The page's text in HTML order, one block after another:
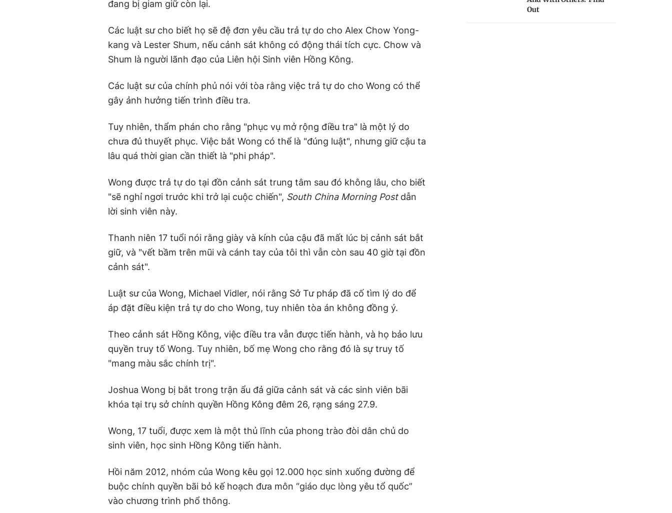
đang bị giam giữ còn lại.
Các luật sư cho biết họ sẽ đệ đơn yêu cầu trả tự do cho Alex Chow Yong-
kang và Lester Shum, nếu cảnh sát không có động thái tích cực. Chow và
Shum là người lãnh đạo của Liên hội Sinh viên Hồng Kông.
Các luật sư của chính phủ nói với tòa rằng việc trả tự do cho Wong có thể
gây ảnh hưởng tiến trình điều tra.
Tuy nhiên, thẩm phán cho rằng "phục vụ mở rộng điều tra" là một lý do
chưa đủ thuyết phục. Việc bắt Wong có thể là "đúng luật", nhưng giữ cậu ta
lâu quá thời gian cần thiết là "phi pháp".
Wong được trả tự do tại đồn cảnh sát trung tâm sau đó không lâu, cho biết
"sẽ nghỉ ngơi trước khi trở lại cuộc chiến", South China Morning Postdẫn
lời sinh viên này.
Thanh niên 17 tuổi nói rằng giày và kính của cậu đã mất lúc bị cảnh sát bắt
giữ, và "vết bầm trên mũi và cánh tay của tôi thì vẫn còn sau 40 giờ tại đồn
cảnh sát".
Luật sư của Wong, Michael Vidler, nói rằng Sở Tư pháp đã cố tìm lý do để
áp đặt điều kiện trả tự do cho Wong, tuy nhiên tòa án không đồng ý.
Theo cảnh sát Hồng Kông, việc điều tra vẫn được tiến hành, và họ bảo lưu
quyền truy tố Wong. Tuy nhiên, bố mẹ Wong cho rằng đó là sự truy tố
"mang màu sắc chính trị".
Joshua Wong bị bắt trong trận ẩu đả giữa cảnh sát và các sinh viên bãi
khóa tại trụ sở chính quyền Hồng Kông đêm 26, rạng sáng 27.9.
Wong, 17 tuổi, được xem là một thủ lĩnh của phong trào đòi dân chủ do
sinh viên, học sinh Hồng Kông tiến hành.
Hồi năm 2012, nhóm của Wong kêu gọi 12.000 học sinh xuống đường để
buộc chính quyền bãi bỏ kế hoạch đưa môn “giáo dục lòng yêu tổ quốc”
vào chương trình phổ thông.